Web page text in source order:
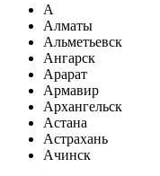
А
Алматы
Альметьевск
Ангарск
Арарат
Армавир
Архангельск
Астана
Астрахань
Ачинск